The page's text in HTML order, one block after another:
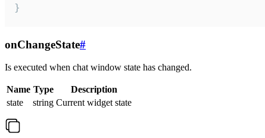
}
onChangeState#
Is executed when chat window state has changed.
Name Type
Description
state
string Current widget state